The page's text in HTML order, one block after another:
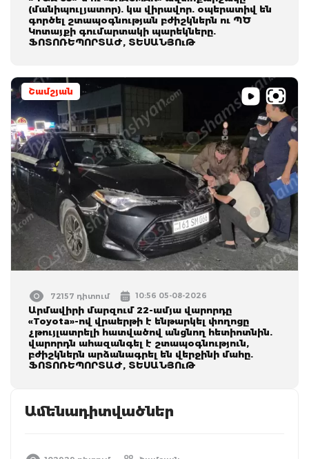
(մանիպուլյատոր). կա վիրավոր. օպերատիվ են
գործել շտապօգնության բժիշկներն ու ՊԾ
Կոտայքի գումարտակի պարեկները.
ՖՈՏՈՌԵՊՈՐՏԱԺ, ՏԵՍԱՆՅՈւԹ
Շամշյան
72157 դիտում 10:56 05-08-2026
Արմավիրի մարզում 22-ամյա վարորդը
«Toyota»-ով վրաերթի է ենթարկել փողոցը
չթույլատրելի հատվածով անցնող հետիոտնին.
վարորդն ահազանգել է շտապօգնություն,
բժիշկներն արձանագրել են վերջինի մահը.
ՖՈՏՈՌԵՊՈՐՏԱԺ, ՏԵՍԱՆՅՈւԹ
Ամենադիտվածներ